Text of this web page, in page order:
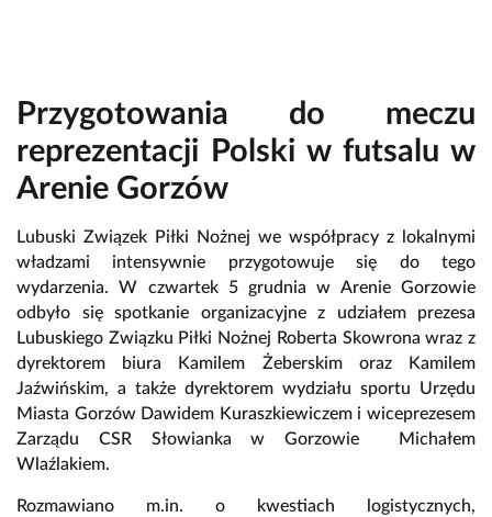
Przygotowania do meczu
reprezentacji Polski w futsalu w
Arenie Gorzów
Lubuski Związek Piłki Nożnej we współpracy z lokalnymi
władzami intensywnie przygotowuje się do tego
wydarzenia. W czwartek 5 grudnia w Arenie Gorzowie
odbyło się spotkanie organizacyjne z udziałem prezesa
Lubuskiego Związku Piłki Nożnej Roberta Skowrona wraz z
dyrektorem biura Kamilem Żeberskim oraz Kamilem
Jaźwińskim, a także dyrektorem wydziału sportu Urzędu
Miasta Gorzów Dawidem Kuraszkiewiczem i wiceprezesem
Zarządu CSR Słowianka w Gorzowie Michałem
Wlaźlakiem.
Rozmawiano m.in. o kwestiach logistycznych,